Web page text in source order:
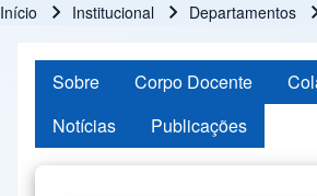
Trilha de
Início Institucional Departamentos
Sobre Corpo Docente
Notícias
Publicações